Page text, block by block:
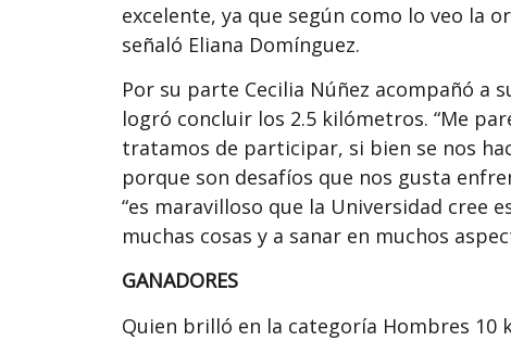
excelente, ya que según como lo veo la
señaló Eliana Domínguez.
Por su parte Cecilia Núñez acompañó a
logró concluir los 2.5 kilómetros. “Me
tratamos de participar, si bien se nos
porque son desafíos que nos gusta
“es maravilloso que la Universidad cree
muchas cosas y a sanar en muchos
GANADORES
Quien brilló en la categoría Hombres 10